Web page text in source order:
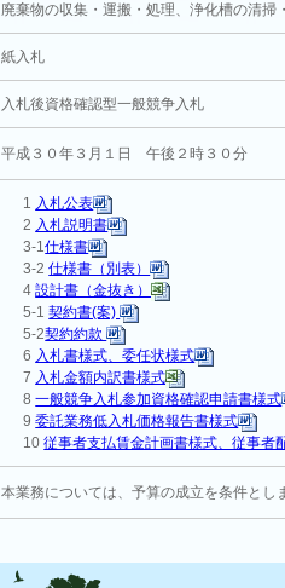
廃棄物の収集・運搬・処理、浄化槽の清掃
紙入札
入札後資格確認型一般競争入札
平成３０年３月１日 午後２時３０分
1 入札公表
2 入札説明書
3-1仕様書
3-2仕様書（別表）
4設計書（金抜き）
5-1契約書(案)
5-2契約約款
6 入札書様式、委任状様式
7 入札金額内訳書様式
8一般競争入札参加資格確認申請書様式
9委託業務低入札価格報告書様式
10従事者支払賃金計画書様式、従事者
本業務については、予算の成立を条件とし